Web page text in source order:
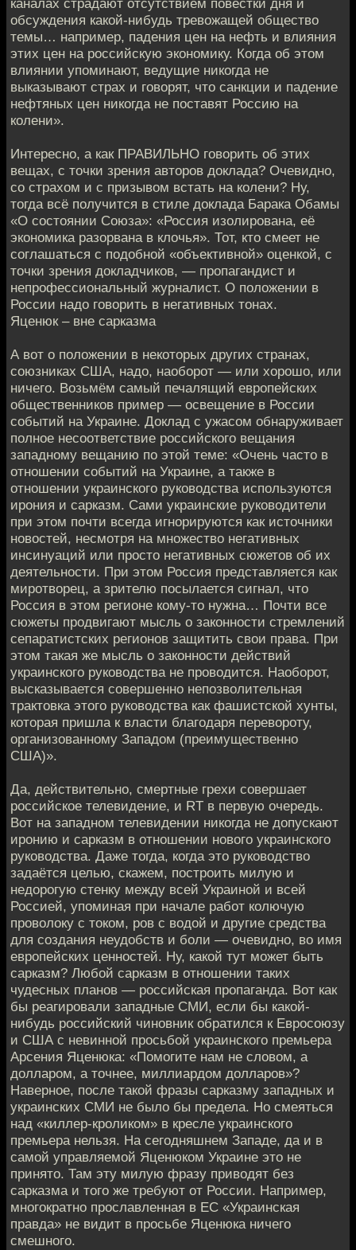
каналах страдают отсутствием повестки дня и
обсуждения какой-нибудь тревожащей общество
темы… например, падения цен на нефть и влияния
этих цен на российскую экономику. Когда об этом
влиянии упоминают, ведущие никогда не
выказывают страх и говорят, что санкции и падение
нефтяных цен никогда не поставят Россию на
колени».
Интересно, а как ПРАВИЛЬНО говорить об этих
вещах, с точки зрения авторов доклада? Очевидно,
со страхом и с призывом встать на колени? Ну,
тогда всё получится в стиле доклада Барака Обамы
«О состоянии Союза»: «Россия изолирована, её
экономика разорвана в клочья». Тот, кто смеет не
соглашаться с подобной «объективной» оценкой, с
точки зрения докладчиков, — пропагандист и
непрофессиональный журналист. О положении в
России надо говорить в негативных тонах.
Яценюк – вне сарказма
А вот о положении в некоторых других странах,
союзниках США, надо, наоборот — или хорошо, или
ничего. Возьмём самый печалящий европейских
общественников пример — освещение в России
событий на Украине. Доклад с ужасом обнаруживает
полное несоответствие российского вещания
западному вещанию по этой теме: «Очень часто в
отношении событий на Украине, а также в
отношении украинского руководства используются
ирония и сарказм. Сами украинские руководители
при этом почти всегда игнорируются как источники
новостей, несмотря на множество негативных
инсинуаций или просто негативных сюжетов об их
деятельности. При этом Россия представляется как
миротворец, а зрителю посылается сигнал, что
Россия в этом регионе кому-то нужна… Почти все
сюжеты продвигают мысль о законности стремлений
сепаратистских регионов защитить свои права. При
этом такая же мысль о законности действий
украинского руководства не проводится. Наоборот,
высказывается совершенно непозволительная
трактовка этого руководства как фашистской хунты,
которая пришла к власти благодаря перевороту,
организованному Западом (преимущественно
США)».
Да, действительно, смертные грехи совершает
российское телевидение, и RT в первую очередь.
Вот на западном телевидении никогда не допускают
иронию и сарказм в отношении нового украинского
руководства. Даже тогда, когда это руководство
задаётся целью, скажем, построить милую и
недорогую стенку между всей Украиной и всей
Россией, упоминая при начале работ колючую
проволоку с током, ров с водой и другие средства
для создания неудобств и боли — очевидно, во имя
европейских ценностей. Ну, какой тут может быть
сарказм? Любой сарказм в отношении таких
чудесных планов — российская пропаганда. Вот как
бы реагировали западные СМИ, если бы какой-
нибудь российский чиновник обратился к Евросоюзу
и США с невинной просьбой украинского премьера
Арсения Яценюка: «Помогите нам не словом, а
долларом, а точнее, миллиардом долларов»?
Наверное, после такой фразы сарказму западных и
украинских СМИ не было бы предела. Но смеяться
над «киллер-кроликом» в кресле украинского
премьера нельзя. На сегодняшнем Западе, да и в
самой управляемой Яценюком Украине это не
принято. Там эту милую фразу приводят без
сарказма и того же требуют от России. Например,
многократно прославленная в ЕС «Украинская
правда» не видит в просьбе Яценюка ничего
смешного.